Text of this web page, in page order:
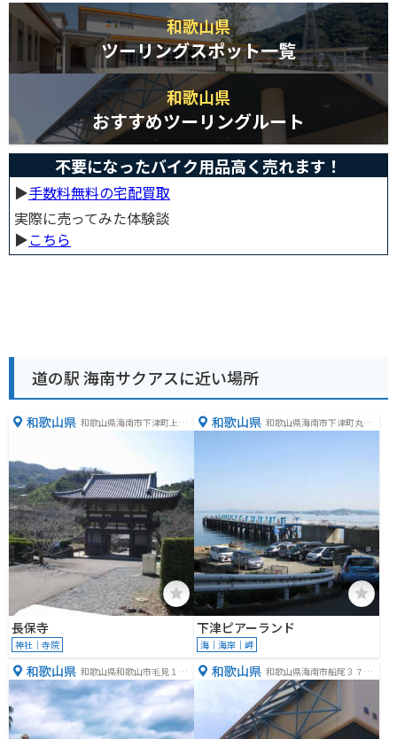
和歌山県
ツーリングスポット一覧
和歌山県
おすすめツーリングルート
不要になったバイク用品高く売れます！
▶︎手数料無料の宅配買取
実際に売ってみた体験談
▶︎こちら
道の駅 海南サクアスに近い場所
和歌山県 和歌山県海南市下津町上６
長保寺
神社｜寺院
和歌山県 和歌山県海南市下津町丸田
下津ピアーランド
海｜海岸｜岬
和歌山県 和歌山県和歌山市毛見１５
２７
和歌山県 和歌山県海南市船尾３７０
−１